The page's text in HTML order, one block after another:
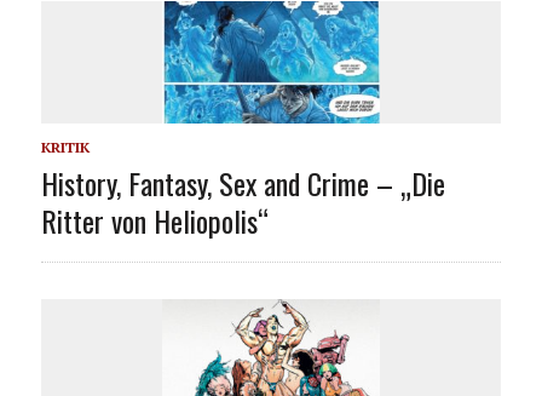
KRITIK
History, Fantasy, Sex and Crime – „Die
Ritter von Heliopolis“